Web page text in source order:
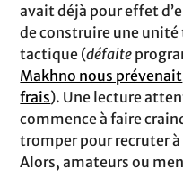
avait déjà pour effet
de construire une
tactique (défaite
Makhno nous prévenait
frais). Une lecture
commence à faire
tromper pour recruter
Alors, amateurs ou